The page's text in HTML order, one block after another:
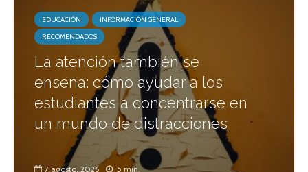
EDUCACIÓN
INFORMACIÓN GENERAL
RECOMENDADOS
La atención también se
enseña: cómo ayudar a los
estudiantes a concentrarse en
un mundo de distracciones
7 agosto, 2026 5 min.